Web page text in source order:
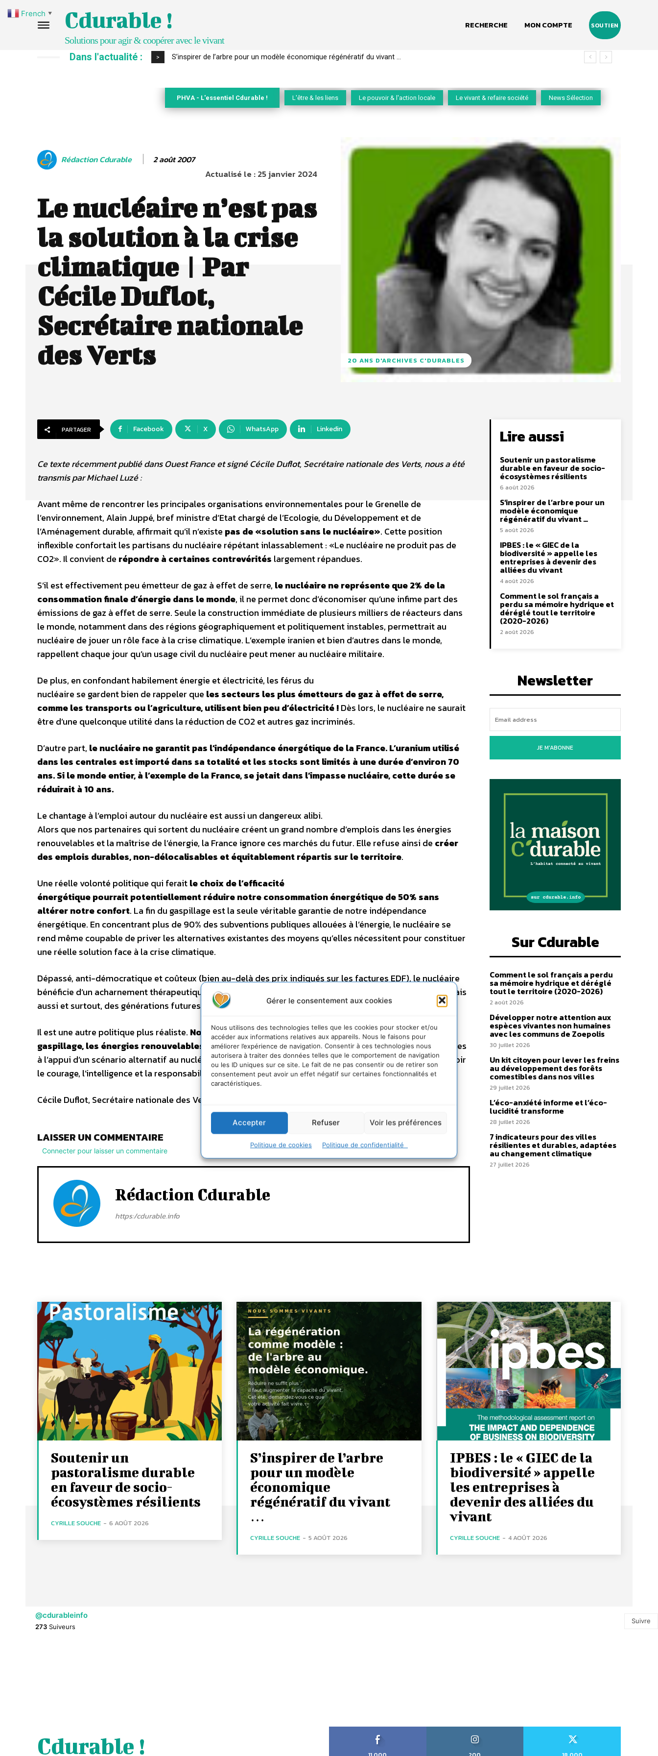
Gérer le consentement aux cookies
Nous utilisons des technologies telles que les cookies pour stocker et/ou
accéder aux informations relatives aux appareils. Nous le faisons pour
améliorer l’expérience de navigation. Consentir à ces technologies nous
autorisera à traiter des données telles que le comportement de navigation
ou les ID uniques sur ce site. Le fait de ne pas consentir ou de retirer son
consentement peut avoir un effet négatif sur certaines fonctionnalités et
caractéristiques.
Accepter Refuser Voir les préférences
Politique de cookies Politique de confidentialité
Cdurable !
Solutions pour agir & coopérer avec le vivant
RECHERCHE MON COMPTE SOUTIEN
Dans l'actualité : > IPBES : le « GIEC de la biodiversité » appelle les entreprises à devenir des alliées du vivant
PHVA - L'essentiel Cdurable ! L'être & les liens Le pouvoir & l'action locale Le vivant & refaire société News Sélection
Rédaction Cdurable 2 août 2007
Actualisé le :25 janvier 2024
Le nucléaire n’est pas
la solution à la crise
climatique | Par
Cécile Duflot,
Secrétaire nationale
des Verts
20 ANS D'ARCHIVES C'DURABLES
PARTAGER Facebook X WhatsApp Linkedin
Ce texte récemment publié dans Ouest France et signé Cécile Duflot, Secrétaire nationale des Verts, nous a été
transmis par Michael Luzé :
Avant même de rencontrer les principales organisations environnementales pour le Grenelle de
l’environnement, Alain Juppé, bref ministre d’Etat chargé de l’Ecologie, du Développement et de
l’Aménagement durable, affirmait qu’il n’existe pas de «solution sans le nucléaire». Cette position
inflexible confortait les partisans du nucléaire répétant inlassablement : «Le nucléaire ne produit pas de
CO2». Il convient de répondre à certaines contrevérités largement répandues.
S’il est effectivement peu émetteur de gaz à effet de serre, le nucléaire ne représente que 2% de la
consommation finale d’énergie dans le monde, il ne permet donc d’économiser qu’une infime part des
émissions de gaz à effet de serre. Seule la construction immédiate de plusieurs milliers de réacteurs dans
le monde, notamment dans des régions géographiquement et politiquement instables, permettrait au
nucléaire de jouer un rôle face à la crise climatique. L’exemple iranien et bien d’autres dans le monde,
rappellent chaque jour qu’un usage civil du nucléaire peut mener au nucléaire militaire.
De plus, en confondant habilement énergie et électricité, les férus du
nucléaire se gardent bien de rappeler que les secteurs les plus émetteurs de gaz à effet de serre,
comme les transports ou l’agriculture, utilisent bien peu d’électricité !Dès lors, le nucléaire ne saurait
être d’une quelconque utilité dans la réduction de CO2 et autres gaz incriminés.
D’autre part, le nucléaire ne garantit pas l’indépendance énergétique de la France. L’uranium utilisé
dans les centrales est importé dans sa totalité et les stocks sont limités à une durée d’environ 70
ans. Si le monde entier, à l’exemple de la France, se jetait dans l’impasse nucléaire, cette durée se
réduirait à 10 ans.
Le chantage à l’emploi autour du nucléaire est aussi un dangereux alibi.
Alors que nos partenaires qui sortent du nucléaire créent un grand nombre d’emplois dans les énergies
renouvelables et la maîtrise de l’énergie, la France ignore ces marchés du futur. Elle refuse ainsi de créer
des emplois durables, non-délocalisables et équitablement répartis sur le territoire.
Une réelle volonté politique qui feraitle choix de l’efficacité
énergétique pourrait potentiellement réduire notre consommation énergétique de 50% sans
altérer notre confort. La fin du gaspillage est la seule véritable garantie de notre indépendance
énergétique. En concentrant plus de 90% des subventions publiques allouées à l’énergie, le nucléaire se
rend même coupable de priver les alternatives existantes des moyens qu’elles nécessitent pour constituer
une réelle solution face à la crise climatique.
Dépassé, anti-démocratique et coûteux (bien au-delà des prix indiqués sur les factures EDF), le nucléaire
bénéficie d’un acharnement thérapeutique qui s’opère au détriment des réelles attentes des citoyens, mais
aussi et surtout, des générations futures.
Il est une autre politique plus réaliste. Nous pouvons choisir la fin du
gaspillage, les énergies renouvelables et le développement soutenable pour notre pays. Les études
à l’appui d’un scénario alternatif au nucléaire ne demandent qu’à être mises en oeuvre. Faut-il encore avoir
le courage, l’intelligence et la responsabilité de sortir des schémas du siècle passé!
Cécile Duflot, Secrétaire nationale des Verts
LAISSER UN COMMENTAIRE
Connecter pour laisser un commentaire
Rédaction Cdurable
https:/cdurable.info
Lire aussi
Soutenir un pastoralisme
durable en faveur de socio-
écosystèmes résilients
6 août 2026
S’inspirer de l’arbre pour un
modèle économique
régénératif du vivant …
5 août 2026
IPBES : le « GIEC de la
biodiversité » appelle les
entreprises à devenir des
alliées du vivant
4 août 2026
Comment le sol français a
perdu sa mémoire hydrique et
déréglé tout le territoire
(2020-2026)
2 août 2026
Newsletter
JE M'ABONNE
Sur Cdurable
Comment le sol français a perdu
sa mémoire hydrique et déréglé
tout le territoire (2020-2026)
2 août 2026
Développer notre attention aux
espèces vivantes non humaines
avec les communs de Zoepolis
30 juillet 2026
Un kit citoyen pour lever les freins
au développement des forêts
comestibles dans nos villes
29 juillet 2026
L’éco-anxiété informe et l’éco-
lucidité transforme
28 juillet 2026
7 indicateurs pour des villes
résilientes et durables, adaptées
au changement climatique
27 juillet 2026
Soutenir un
pastoralisme durable
en faveur de socio-
écosystèmes résilients
CYRILLE SOUCHE - 6 AOÛT 2026
S’inspirer de l’arbre
pour un modèle
économique
régénératif du vivant
…
CYRILLE SOUCHE - 5 AOÛT 2026
IPBES : le « GIEC de la
biodiversité » appelle
les entreprises à
devenir des alliées du
vivant
CYRILLE SOUCHE - 4 AOÛT 2026
@cdurableinfo
273 Suiveurs
Suivre
Cdurable !
French ▼